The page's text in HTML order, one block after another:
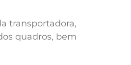
transportadora,
quadros, bem